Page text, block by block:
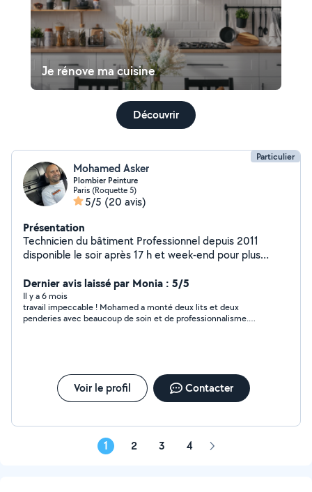
Je rénove ma cuisine
Découvrir
Particulier
Mohamed Asker
Plombier Peinture
Paris (Roquette 5)
5/5 (20 avis)
Présentation
Technicien du bâtiment Professionnel depuis 2011
disponible le soir après 17 h et week-end pour plus
Dernier avis laissé par Monia : 5/5
Il y a 6 mois
travail impeccable ! Mohamed a monté deux lits et deux
penderies avec beaucoup de soin et de professionnalisme.
Voir le profil Contacter
1 2 3 4 Page